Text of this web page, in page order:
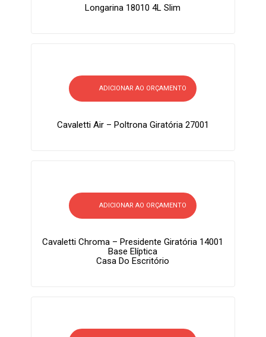
Longarina 18010 4L Slim
ADICIONAR AO ORÇAMENTO
Cavaletti Air – Poltrona Giratória 27001
ADICIONAR AO ORÇAMENTO
Cavaletti Chroma – Presidente Giratória 14001
Base Elíptica
Casa Do Escritório